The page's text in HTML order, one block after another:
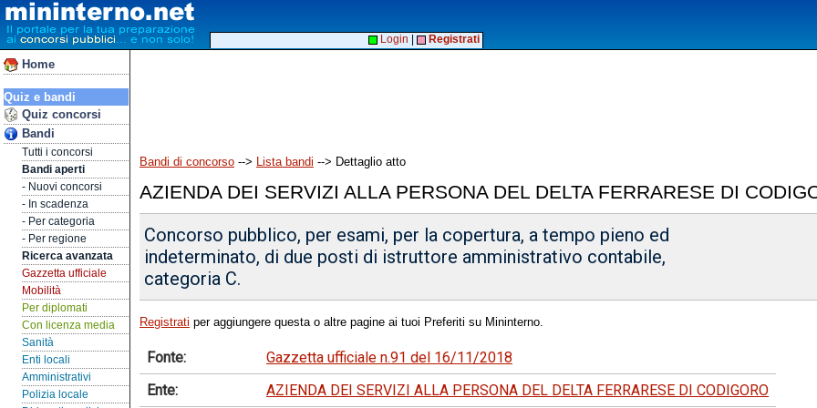
Home
Quiz e bandi
Quiz concorsi
Bandi
Tutti i concorsi
Bandi aperti
- Nuovi concorsi
- In scadenza
- Per categoria
- Per regione
Ricerca avanzata
Gazzetta ufficiale
Mobilità
Per diplomati
Con licenza media
Sanità
Enti locali
Amministrativi
Polizia locale
Login Registrati
Bandi di concorso --> Lista bandi --> Dettaglio atto
AZIENDA DEI SERVIZI ALLA PERSONA DEL DELTA FERRARESE DI
Concorso pubblico, per esami, per la copertura, a tempo pieno ed
indeterminato, di due posti di istruttore amministrativo contabile,
categoria C.
Registrati per aggiungere questa o altre pagine ai tuoi Preferiti su Mininterno.
Fonte:
Gazzetta ufficiale n.91 del 16/11/2018
Ente:
AZIENDA DEI SERVIZI ALLA PERSONA DEL DELTA FERRARESE DI CODIGORO